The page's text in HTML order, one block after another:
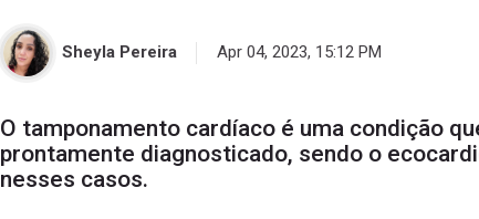
Sheyla Pereira Apr 04, 2023, 15:12 PM
O tamponamento cardíaco é uma condição
prontamente diagnosticado, sendo o
nesses casos.